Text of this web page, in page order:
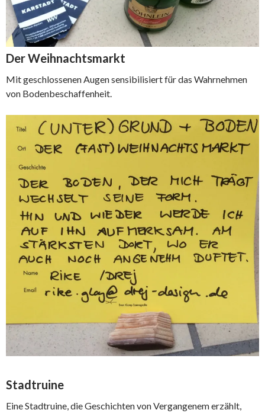
Der Weihnachtsmarkt
Mit geschlossenen Augen sensibilisiert für das Wahrnehmen
von Bodenbeschaffenheit.
Stadtruine
Eine Stadtruine, die Geschichten von Vergangenem erzählt,